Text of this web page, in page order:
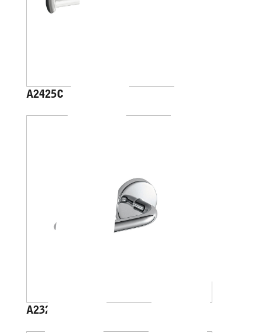
A2425C
A23250